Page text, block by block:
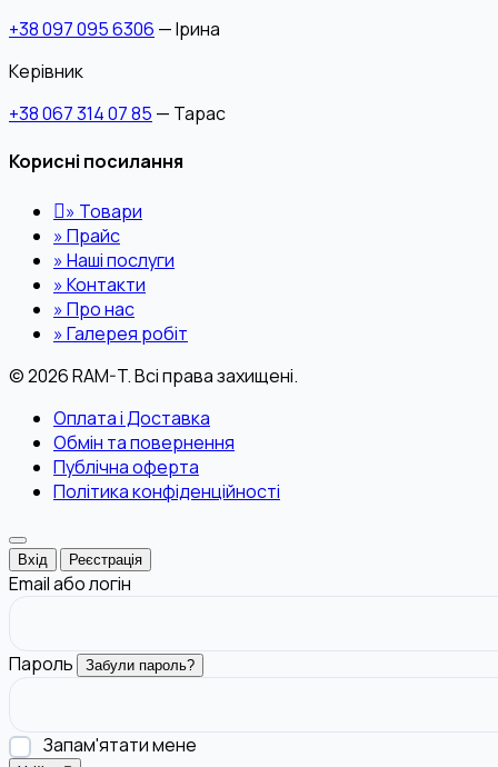
+38 097 095 6306 — Ірина
Керівник
+38 067 314 07 85 — Тарас
Корисні посилання
» Товари
»Прайс
»Наші послуги
»Контакти
»Про нас
»Галерея робіт
© 2026 RAM-T. Всі права захищені.
Оплата і Доставка
Обмін та повернення
Публічна оферта
Політика конфіденційності
Вхід Реєстрація
Email або логін
Пароль Забули пароль?
Запам'ятати мене